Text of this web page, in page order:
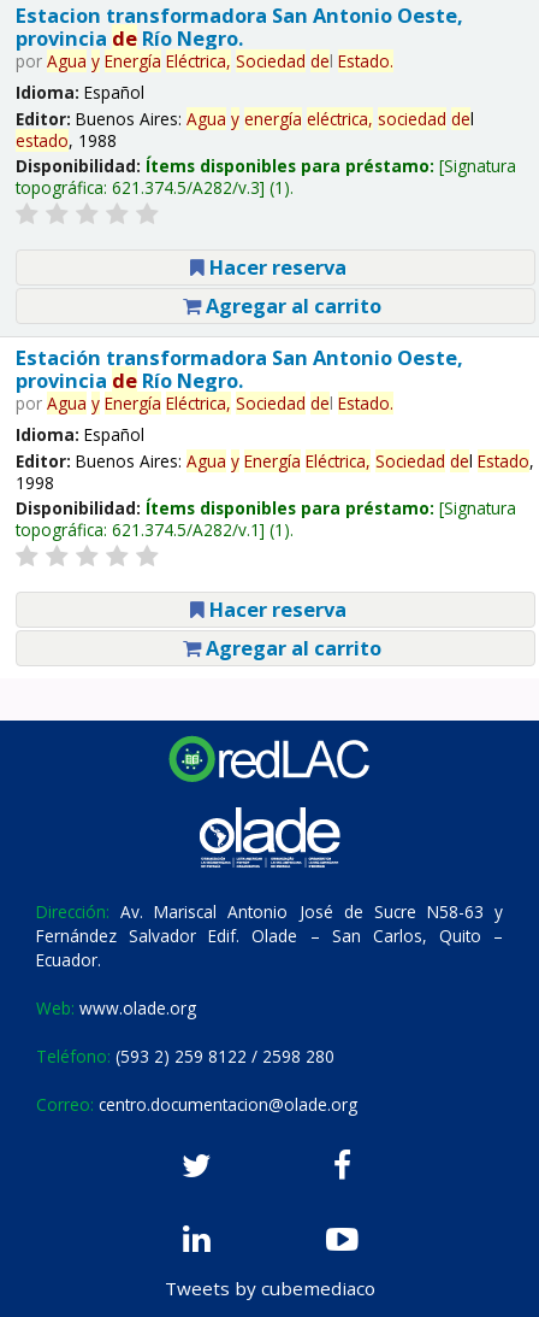
Estacion transformadora San Antonio Oeste,
provincia deRío Negro.
por Agua y Energía Eléctrica, Sociedad del Estado.
Idioma: Español
Editor: Buenos Aires: Agua y energía eléctrica, sociedad del
estado, 1988
Disponibilidad: Ítems disponibles para préstamo: Signatura
topográfica: 621.374.5/A282/v.3 (1).
Hacer reserva
Agregar al carrito
Estación transformadora San Antonio Oeste,
provincia deRío Negro.
por Agua y Energía Eléctrica, Sociedad del Estado.
Idioma: Español
Editor: Buenos Aires: Agua y Energía Eléctrica, Sociedad del Estado,
1998
Disponibilidad: Ítems disponibles para préstamo: Signatura
topográfica: 621.374.5/A282/v.1 (1).
Hacer reserva
Agregar al carrito
Dirección: Av. Mariscal Antonio José de Sucre N58-63 y
Fernández Salvador Edif. Olade – San Carlos, Quito –
Ecuador.
Web: www.olade.org
Teléfono: (593 2) 259 8122 / 2598 280
Correo: centro.documentacion@olade.org
Tweets by cubemediaco